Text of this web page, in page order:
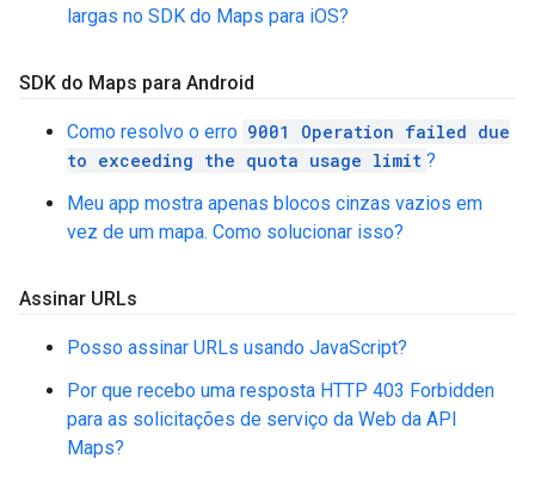
largas no SDK do Maps para iOS?
SDK do Maps para Android
Como resolvo o erro 9001 Operation failed due
to exceeding the quota usage limit ?
Meu app mostra apenas blocos cinzas vazios em
vez de um mapa. Como solucionar isso?
Assinar URLs
Posso assinar URLs usando JavaScript?
Por que recebo uma resposta HTTP 403 Forbidden
para as solicitações de serviço da Web da API
Maps?